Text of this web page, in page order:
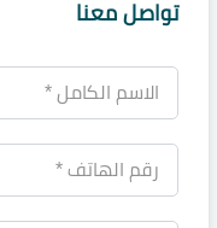
تواصل معنا